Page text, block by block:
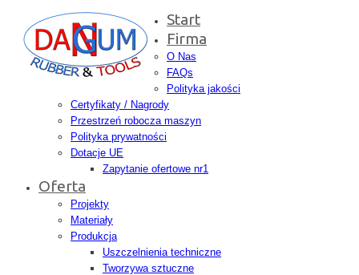
Start
Firma
O Nas
FAQs
Polityka jakości
Certyfikaty / Nagrody
Przestrzeń robocza maszyn
Polityka prywatności
Dotacje UE
Zapytanie ofertowe nr1
Oferta
Projekty
Materiały
Produkcja
Uszczelnienia techniczne
Tworzywa sztuczne